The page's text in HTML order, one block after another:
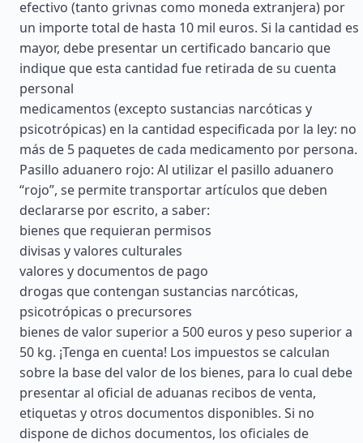
efectivo (tanto grivnas como moneda extranjera) por
un importe total de hasta 10 mil euros. Si la cantidad es
mayor, debe presentar un certificado bancario que
indique que esta cantidad fue retirada de su cuenta
personal
medicamentos (excepto sustancias narcóticas y
psicotrópicas) en la cantidad especificada por la ley: no
más de 5 paquetes de cada medicamento por persona.
Pasillo aduanero rojo: Al utilizar el pasillo aduanero
“rojo”, se permite transportar artículos que deben
declararse por escrito, a saber:
bienes que requieran permisos
divisas y valores culturales
valores y documentos de pago
drogas que contengan sustancias narcóticas,
psicotrópicas o precursores
bienes de valor superior a 500 euros y peso superior a
50 kg. ¡Tenga en cuenta! Los impuestos se calculan
sobre la base del valor de los bienes, para lo cual debe
presentar al oficial de aduanas recibos de venta,
etiquetas y otros documentos disponibles. Si no
dispone de dichos documentos, los oficiales de